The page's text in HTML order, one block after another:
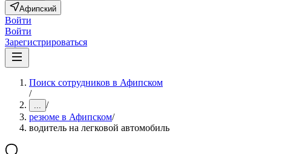
Афипский
Войти
Войти
Зарегистрироваться
Поиск сотрудников в Афипском
/
... /
резюме в Афипском/
водитель на легковой автомобиль